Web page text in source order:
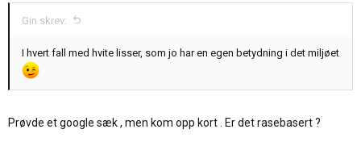
:Gin skrev:
I hvert fall med hvite lisser, som jo har en egen betydning i det miljøet
Prøvde et google sæk , men kom opp kort . Er det rasebasert ?